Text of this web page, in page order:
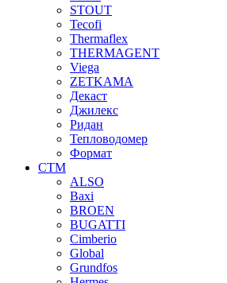
STOUT
Tecofi
Thermaflex
THERMAGENT
Viega
ZETKAMA
Декаст
Джилекс
Ридан
Тепловодомер
Формат
СТМ
ALSO
Baxi
BROEN
BUGATTI
Cimberio
Global
Grundfos